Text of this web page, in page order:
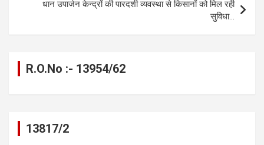
धान उपार्जन केन्द्रों की पारदर्शी व्यवस्था से किसानों को मिल रही
सुविधा…
R.O.No :- 13954/62
13817/2